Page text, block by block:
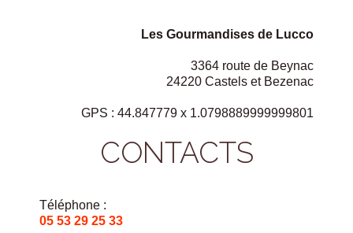
Les Gourmandises de Lucco
3364 route de Beynac
24220 Castels et Bezenac
GPS : 44.847779 x 1.0798889999999801
CONTACTS
Téléphone :
05 53 29 25 33